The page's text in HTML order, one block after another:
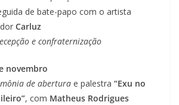
de bate-papo com o artista
Carluz
e confraternização
novembro
de abertura e palestra “Exu no
, com Matheus Rodrigues